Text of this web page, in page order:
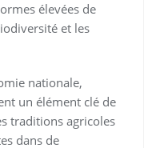
élevées de
et les
nationale,
un élément clé de
traditions agricoles
dans de